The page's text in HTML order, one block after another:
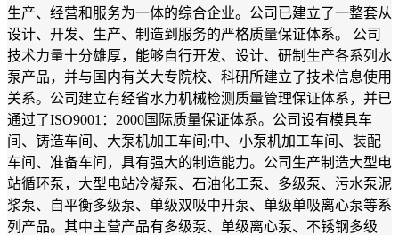
生产、经营和服务为一体的综合企业。公司已建立了一整套从
设计、开发、生产、制造到服务的严格质量保证体系。 公司
技术力量十分雄厚，能够自行开发、设计、研制生产各系列水
泵产品，并与国内有关大专院校、科研所建立了技术信息使用
关系。公司建立有经省水力机械检测质量管理保证体系，并已
通过了ISO9001：2000国际质量保证体系。公司设有模具车
间、铸造车间、大泵机加工车间;中、小泵机加工车间、装配
车间、准备车间，具有强大的制造能力。公司生产制造大型电
站循环泵，大型电站冷凝泵、石油化工泵、多级泵、污水泵泥
浆泵、自平衡多级泵、单级双吸中开泵、单级单吸离心泵等系
列产品。其中主营产品有多级泵、单级离心泵、不锈钢多级